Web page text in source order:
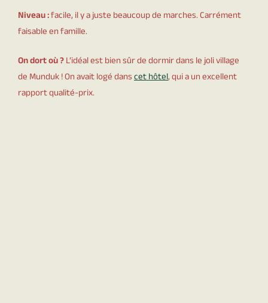
Niveau :facile, il y a juste beaucoup de marches. Carrément
faisable en famille.
On dort où ?L’idéal est bien sûr de dormir dans le joli village
de Munduk ! On avait logé danscet hôtel, qui a un excellent
rapport qualité-prix.